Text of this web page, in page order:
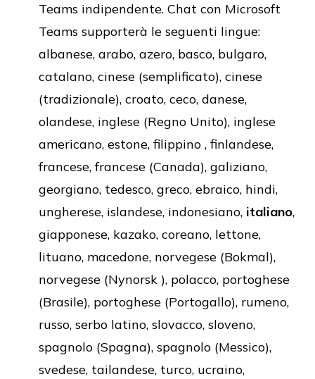
Teams indipendente. Chat con Microsoft
Teams supporterà le seguenti lingue:
albanese, arabo, azero, basco, bulgaro,
catalano, cinese (semplificato), cinese
(tradizionale), croato, ceco, danese,
olandese, inglese (Regno Unito), inglese
americano, estone, filippino , finlandese,
francese, francese (Canada), galiziano,
georgiano, tedesco, greco, ebraico, hindi,
ungherese, islandese, indonesiano, italiano,
giapponese, kazako, coreano, lettone,
lituano, macedone, norvegese (Bokmal),
norvegese (Nynorsk ), polacco, portoghese
(Brasile), portoghese (Portogallo), rumeno,
russo, serbo latino, slovacco, sloveno,
spagnolo (Spagna), spagnolo (Messico),
svedese, tailandese, turco, ucraino,